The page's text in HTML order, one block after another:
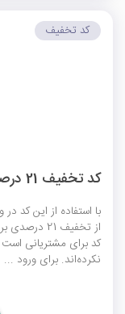
کد تخفیف 21 درصدی اولین خرید اشتراک 1 ساله دیدار
کد برای مشتریانی
نکرده‌اند. برای ورود ...
کد تخفیف